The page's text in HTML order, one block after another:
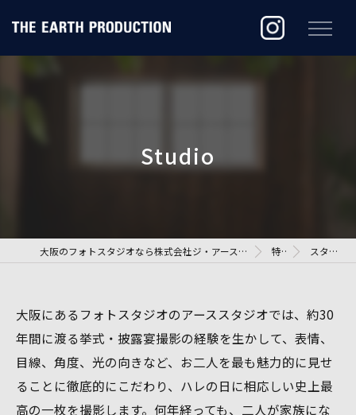
大阪のフォトスタジオなら株式会社ジ・アースプロダクション 特徴 スタジオ
大阪にあるフォトスタジオのアーススタジオでは、約30
年間に渡る挙式・披露宴撮影の経験を生かして、表情、
目線、角度、光の向きなど、お二人を最も魅力的に見せ
ることに徹底的にこだわり、ハレの日に相応しい史上最
高の一枚を撮影します。何年経っても、二人が家族にな